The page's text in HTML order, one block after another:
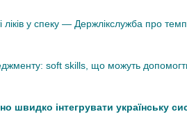
ліків у спеку — Держлікслужба про
soft skills, що можуть
швидко інтегрувати українську